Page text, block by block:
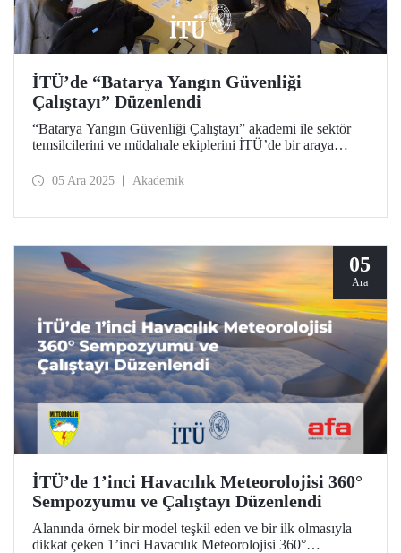
İTÜ’de “Batarya Yangın Güvenliği
Çalıştayı” Düzenlendi
“Batarya Yangın Güvenliği Çalıştayı” akademi ile sektör
temsilcilerini ve müdahale ekiplerini İTÜ’de bir araya
söndürme ekipmanları ile müdahale çalışmaları ile güvenlik
05 Ara 2025 Akademik
05
Ara
İTÜ’de 1’inci Havacılık Meteorolojisi 360°
Sempozyumu ve Çalıştayı Düzenlendi
Alanında örnek bir model teşkil eden ve bir ilk olmasıyla
dikkat çeken 1’inci Havacılık Meteorolojisi 360°